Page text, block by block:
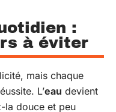
:
à éviter
mais chaque
L’eau devient
la douce et peu